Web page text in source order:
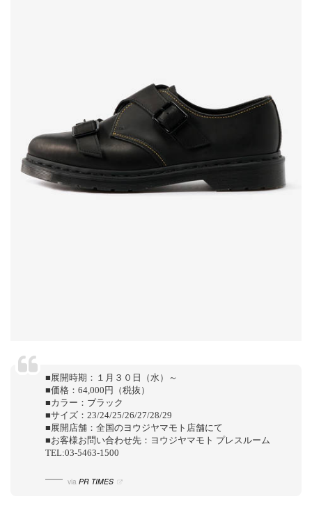
■展開時期：１月３０日（水）～
■価格：64,000円（税抜）
■カラー：ブラック
■サイズ：23/24/25/26/27/28/29
■展開店舗：全国のヨウジヤマモト店舗にて
■お客様お問い合わせ先：ヨウジヤマモト プレスルーム
TEL:03-5463-1500
via PR TIMES